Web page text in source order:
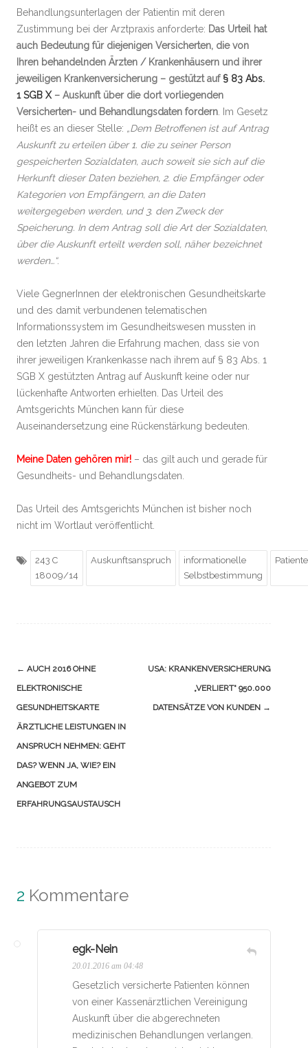
Behandlungsunterlagen der Patientin mit deren
Zustimmung bei der Arztpraxis anforderte: Das Urteil hat
auch Bedeutung für diejenigen Versicherten, die von
Ihren behandelnden Ärzten / Krankenhäusern und ihrer
jeweiligen Krankenversicherung – gestützt auf § 83 Abs.
1 SGB X – Auskunft über die dort vorliegenden
Versicherten- und Behandlungsdaten fordern . Im Gesetz
heißt es an dieser Stelle: „Dem Betroffenen ist auf Antrag
Auskunft zu erteilen über 1. die zu seiner Person
gespeicherten Sozialdaten, auch soweit sie sich auf die
Herkunft dieser Daten beziehen, 2. die Empfänger oder
Kategorien von Empfängern, an die Daten
weitergegeben werden, und 3. den Zweck der
Speicherung. In dem Antrag soll die Art der Sozialdaten,
über die Auskunft erteilt werden soll, näher bezeichnet
werden…“.
Viele GegnerInnen der elektronischen Gesundheitskarte
und des damit verbundenen telematischen
Informationssystem im Gesundheitswesen mussten in
den letzten Jahren die Erfahrung machen, dass sie von
ihrer jeweiligen Krankenkasse nach ihrem auf § 83 Abs. 1
SGB X gestützten Antrag auf Auskunft keine oder nur
lückenhafte Antworten erhielten. Das Urteil des
Amtsgerichts München kann für diese
Auseinandersetzung eine Rückenstärkung bedeuten.
Meine Daten gehören mir! – das gilt auch und gerade für
Gesundheits- und Behandlungsdaten.
Das Urteil des Amtsgerichts München ist bisher noch
nicht im Wortlaut veröffentlicht.
243 C
18009/14
Auskunftsanspruch
informationelle
Selbstbestimmung
Navigation
(Beiträge)
← AUCH 2016 OHNE
ELEKTRONISCHE
GESUNDHEITSKARTE
ÄRZTLICHE LEISTUNGEN IN
ANSPRUCH NEHMEN: GEHT
DAS? WENN JA, WIE? EIN
ANGEBOT ZUM
ERFAHRUNGSAUSTAUSCH
USA: KRANKENVERSICHERUNG
„VERLIERT“ 950.000
DATENSÄTZE VON KUNDEN →
2 Kommentare
egk-Nein
20.01.2016 am 04:48
Gesetzlich versicherte Patienten können
von einer Kassenärztlichen Vereinigung
Auskunft über die abgerechneten
medizinischen Behandlungen verlangen.